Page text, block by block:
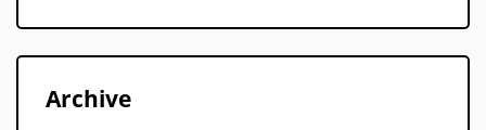
Archive